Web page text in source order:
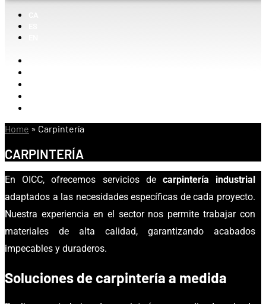
Home » Carpintería
CARPINTERÍA
En OICC, ofrecemos servicios de carpintería industrial
adaptados a las necesidades específicas de cada proyecto.
Nuestra experiencia en el sector nos permite trabajar con
materiales de alta calidad, garantizando acabados
impecables y duraderos.
Soluciones de carpintería a medida